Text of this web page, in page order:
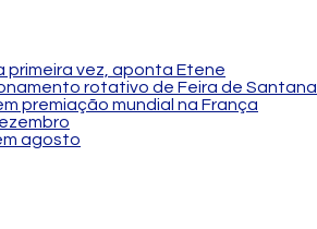
primeira vez, aponta Etene
rotativo de Feira de Santana
premiação mundial na França
agosto